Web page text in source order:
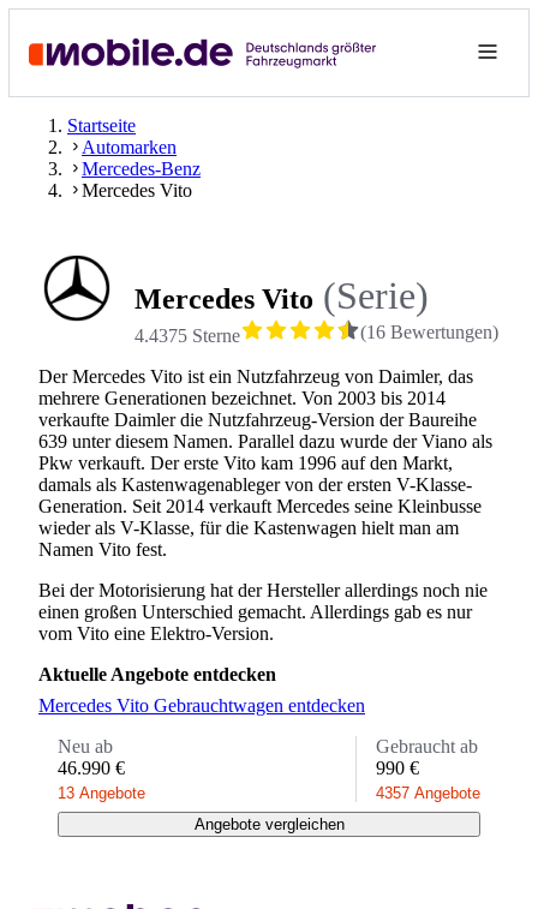
Startseite
Automarken
Mercedes-Benz
Mercedes Vito
Mercedes Vito (Serie)
4.4375 Sterne (16 Bewertungen)
Der Mercedes Vito ist ein Nutzfahrzeug von Daimler, das
mehrere Generationen bezeichnet. Von 2003 bis 2014
verkaufte Daimler die Nutzfahrzeug-Version der Baureihe
639 unter diesem Namen. Parallel dazu wurde der Viano als
Pkw verkauft. Der erste Vito kam 1996 auf den Markt,
damals als Kastenwagenableger von der ersten V-Klasse-
Generation. Seit 2014 verkauft Mercedes seine Kleinbusse
wieder als V-Klasse, für die Kastenwagen hielt man am
Namen Vito fest.
Bei der Motorisierung hat der Hersteller allerdings noch nie
einen großen Unterschied gemacht. Allerdings gab es nur
vom Vito eine Elektro-Version.
Aktuelle Angebote entdecken
Mercedes Vito Gebrauchtwagen entdecken
Neu ab
46.990 €
13 Angebote
Gebraucht ab
990 €
4357 Angebote
Angebote vergleichen